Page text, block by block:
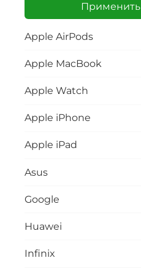
Применить
Apple AirPods
Apple MacBook
Apple Watch
Apple iPhone
Apple iPad
Asus
Google
Huawei
Infinix